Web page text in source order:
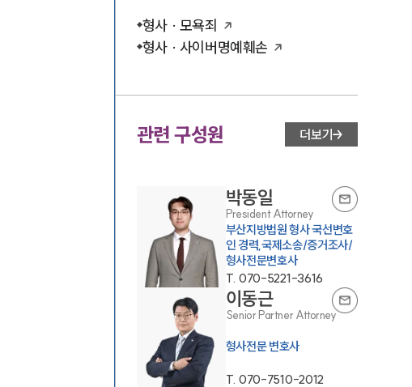
형사 · 모욕죄
형사 · 사이버명예훼손
관련 구성원 더보기
박동일
President Attorney
부산지방법원 형사 국선변호
인 경력,국제소송/증거조사/
형사전문변호사
T. 070-5221-3616
이동근
Senior Partner Attorney
형사전문 변호사
T. 070-7510-2012